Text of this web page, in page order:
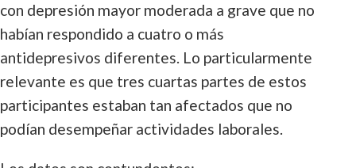
con depresión mayor moderada a grave que no
habían respondido a cuatro o más
antidepresivos diferentes. Lo particularmente
relevante es que tres cuartas partes de estos
participantes estaban tan afectados que no
podían desempeñar actividades laborales.